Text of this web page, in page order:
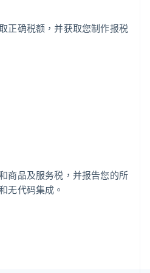
正确税额，并获取您制作报税
商品及服务税，并报告您的所
代码集成。